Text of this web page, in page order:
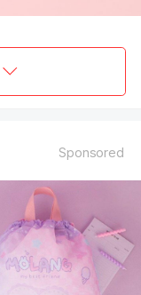
Sponsored